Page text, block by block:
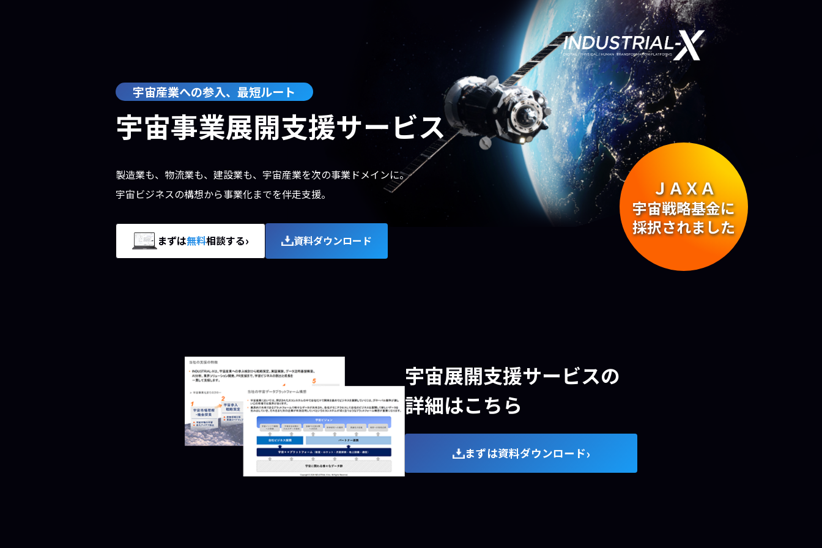
宇宙産業への参入、最短ルート
宇宙事業展開支援サービス
製造業も、物流業も、建設業も、宇宙産業を次の事業ドメインに。
宇宙ビジネスの構想から事業化までを伴走支援。
まずは無料相談する› 資料ダウンロード
ＪＡＸＡ
宇宙戦略基金に
採択されました
宇宙展開支援サービスの
詳細はこちら
まずは資料ダウンロード›